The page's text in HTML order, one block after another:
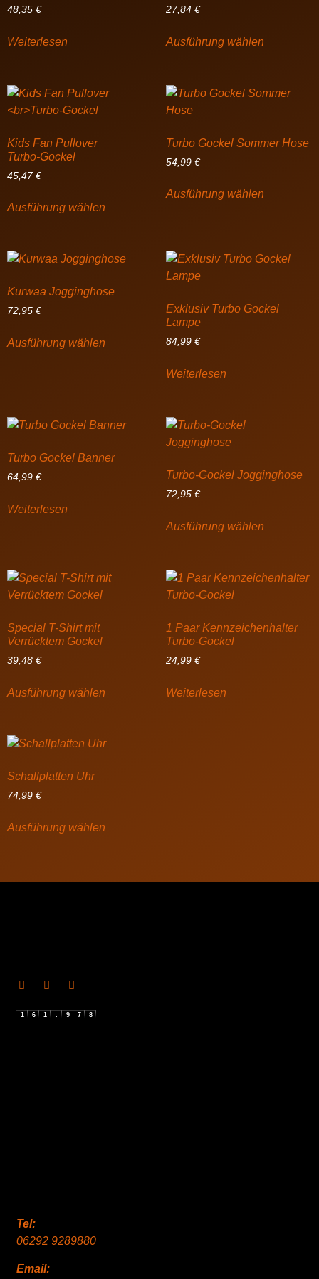
48,35 €
Weiterlesen
27,84 €
Ausführung wählen
Kids Fan Pullover
Turbo-Gockel
45,47 €
Ausführung wählen
Turbo Gockel Sommer Hose
54,99 €
Ausführung wählen
Kurwaa Jogginghose
72,95 €
Ausführung wählen
Exklusiv Turbo Gockel
Lampe
84,99 €
Weiterlesen
Turbo Gockel Banner
64,99 €
Weiterlesen
Turbo-Gockel Jogginghose
72,95 €
Ausführung wählen
Special T-Shirt mit
Verrücktem Gockel
39,48 €
Ausführung wählen
1 Paar Kennzeichenhalter
Turbo-Gockel
24,99 €
Weiterlesen
Schallplatten Uhr
74,99 €
Ausführung wählen
Tel:
06292 9289880
Email:
1 6 1 . 9 7 8